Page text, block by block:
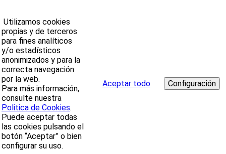
Utilizamos cookies
propias y de terceros
para fines analíticos
y/o estadísticos
anonimizados y para la
correcta navegación
por la web.
Para más información,
consulte nuestra
Politica de Cookies.
Puede aceptar todas
las cookies pulsando el
botón “Aceptar” o bien
configurar su uso.
Aceptar todo